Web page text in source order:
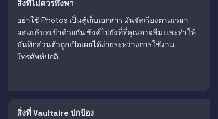
สิ่งที่ไม่ควรพึ่งพา
อย่าใช้ Photos เป็นตู้เก็บเอกสาร มันจัดเรียงตามเวลา
ผสมบริบทเข้าด้วยกัน ซิงค์ไปยังที่ที่คุณอาจลืม และทำให้
บันทึกส่วนตัวถูกเปิดเผยได้ง่ายระหว่างการใช้งาน
โทรศัพท์ปกติ
สิ่งที่ Vaultaire ปกป้อง